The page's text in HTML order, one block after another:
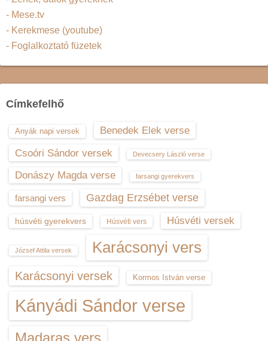
- Mese.tv
- Kerekmese (youtube)
- Foglalkoztató füzetek
Címkefelhő
Anyák napi versek
Benedek Elek verse
Csoóri Sándor versek
Devecsery László verse
Donászy Magda verse farsangi gyerekvers
farsangi vers Gazdag Erzsébet verse
húsvéti gyerekvers Húsvéti vers Húsvéti versek
József Attila versek Karácsonyi vers
Karácsonyi versek Kormos István verse
Kányádi Sándor verse
Madaras vers